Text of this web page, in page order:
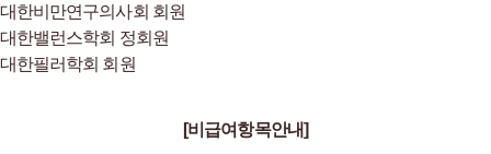
대한비만연구의사회 회원
대한밸런스학회 정회원
대한필러학회 회원
[비급여항목안내]